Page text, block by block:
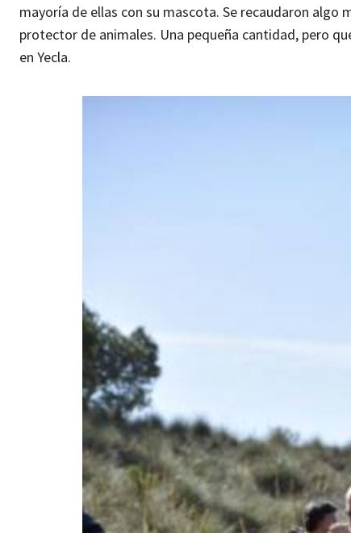
mayoría de ellas con su mascota. Se recaudaron algo
protector de animales. Una pequeña cantidad, pero
en Yecla.